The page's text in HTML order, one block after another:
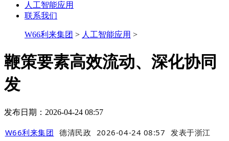
人工智能应用
联系我们
W66利来集团 > 人工智能应用 >
鞭策要素高效流动、深化协同
发
发布日期：2026-04-24 08:57
W66利来集团 德清民政 2026-04-24 08:57 发表于浙江